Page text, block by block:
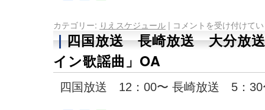
カテゴリー: りえスケジュール | コメントを受け付けて
四国放送 長崎放送 大分放
イン歌謡曲」OA
四国放送 12：00〜 長崎放送 5：